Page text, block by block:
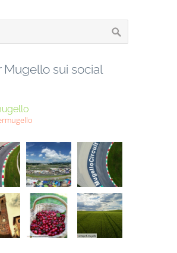
Mugello sui social